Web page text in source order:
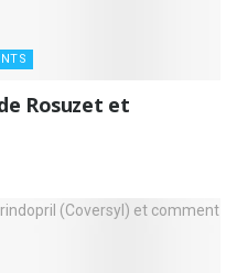
Rosuzet et